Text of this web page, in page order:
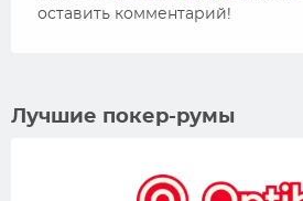
оставить комментарий!
Лучшие покер-румы